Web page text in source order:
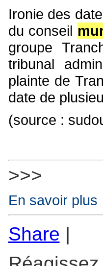
Ironie des
du conseil
groupe
tribunal
plainte de
date de
(source :
>>>
En savoir plus
Share |